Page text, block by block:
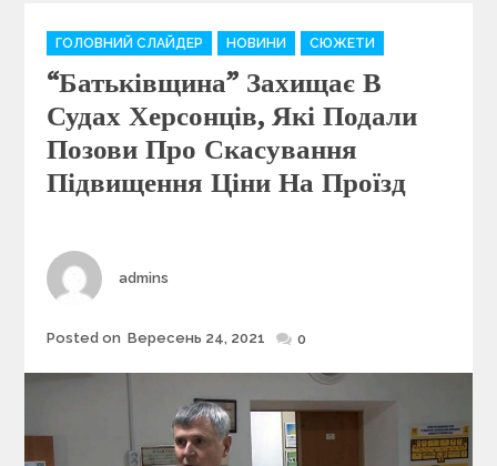
C
a
t
e
g
r
ГОЛОВНИЙ СЛАЙДЕР НОВИНИ СЮЖЕТИ
“Батьківщина” Захищає В
Судах Херсонців, Які Подали
Позови Про Скасування
Підвищення Ціни На Проїзд
Author
admins
Posted
Posted on Вересень 24, 2021 0